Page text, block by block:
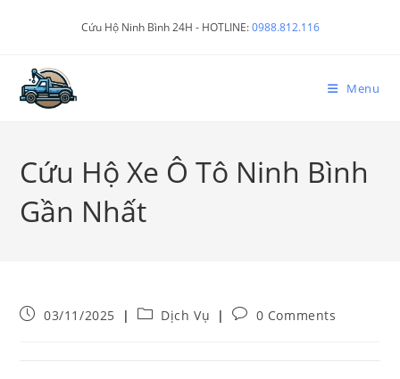
Cứu Hộ Ninh Bình 24H - HOTLINE:0988.812.116
Menu
Cứu Hộ Xe Ô Tô Ninh Bình
Gần Nhất
03/11/2025 Dịch Vụ 0 Comments